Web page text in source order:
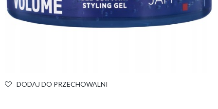
DODAJ DO PRZECHOWALNI